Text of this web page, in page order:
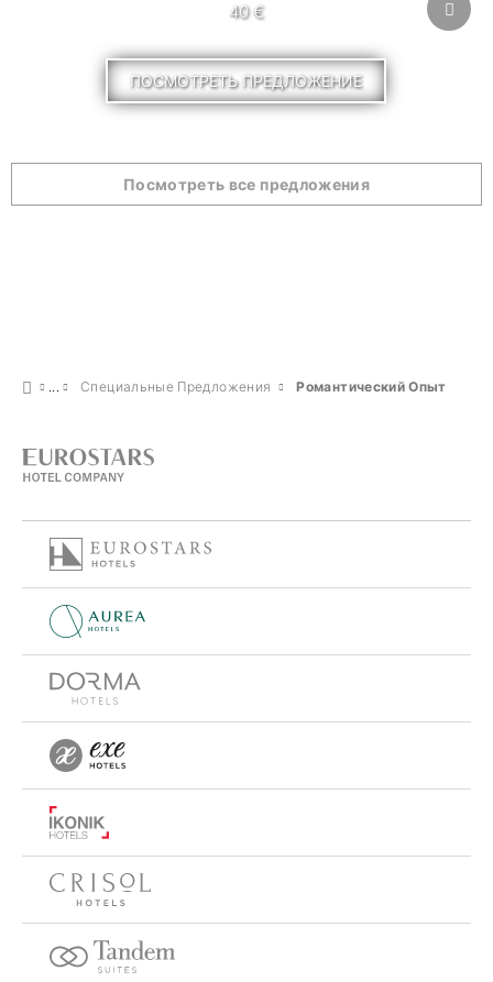
40 €
ПОСМОТРЕТЬ ПРЕДЛОЖЕНИЕ
Посмотреть все предложения
Специальные Предложения Pомантический Опыт